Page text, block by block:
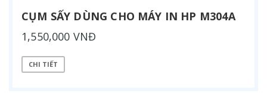
CỤM SẤY DÙNG CHO MÁY IN HP M304A
1,550,000 VNĐ
CHI TIẾT